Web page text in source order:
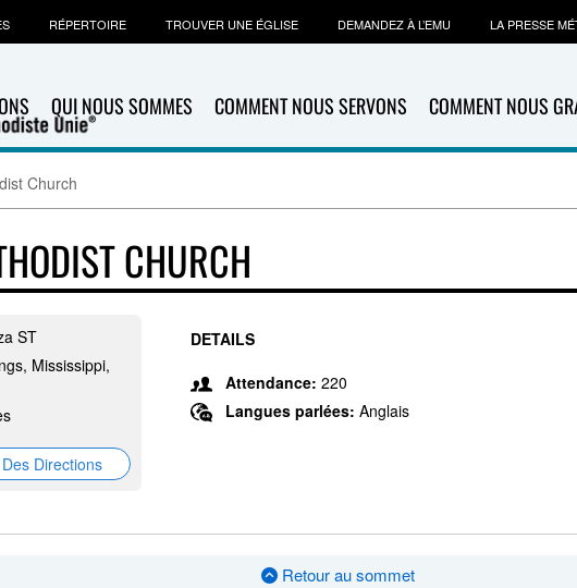
QUI NOUS SOMMES COMMENT NOUS SERVONS COMMENT NOUS
RÉPERTOIRE TROUVER UNE ÉGLISE DEMANDEZ À L’EMU LA PRESSE
Church
CHURCH
ST
Mississippi,
Directions
DETAILS
Attendance: 220
Langues parlées: Anglais
Retour au sommet